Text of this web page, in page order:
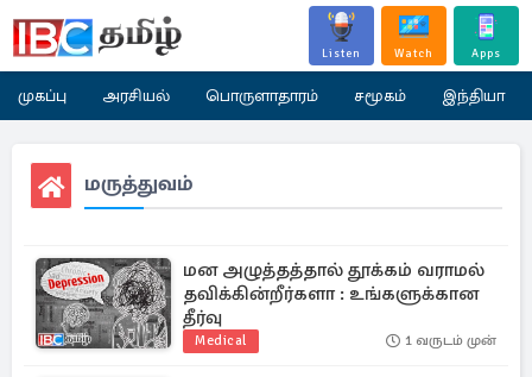
Listen Watch Apps
முகப்பு அரசியல் பொருளாதாரம் சமூகம் இந்தியா
மருத்துவம்
மன அழுத்தத்தால் தூக்கம் வராமல்
தவிக்கின்றீர்களா : உங்களுக்கான
தீர்வு
Medical 1 வருடம் முன்